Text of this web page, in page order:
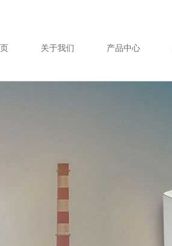
关于我们 产品中心